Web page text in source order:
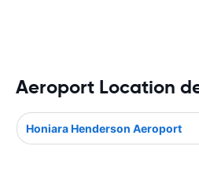
Aeroport Location
Honiara Henderson Aeroport